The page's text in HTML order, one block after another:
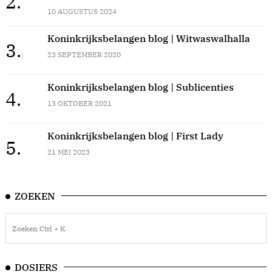
10 AUGUSTUS 2024
3.
Koninkrijksbelangen blog | Witwaswalhalla
23 SEPTEMBER 2020
4.
Koninkrijksbelangen blog | Sublicenties
13 OKTOBER 2021
5.
Koninkrijksbelangen blog | First Lady
21 MEI 2023
ZOEKEN
DOSIERS